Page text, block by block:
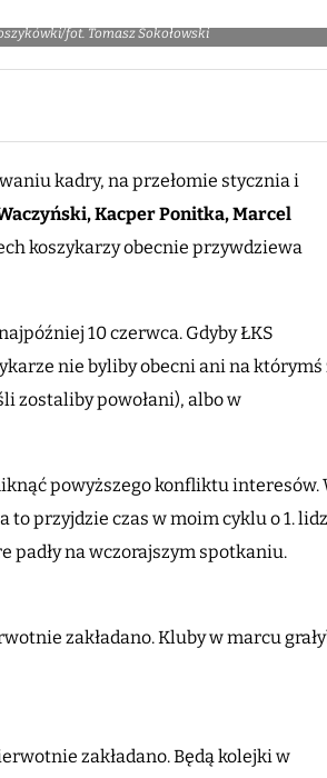
fot. Tomasz Sokołowski
kadry, na przełomie stycznia i
Kacper Ponitka,Marcel
koszykarzy obecnie przywdziewa
10 czerwca. Gdyby ŁKS
nie byliby obecni ani na którymś
zostaliby powołani), albo w
powyższego konfliktu interesów.
to przyjdzie czas w moim cyklu o 1.
padły na wczorajszym spotkaniu.
zakładano. Kluby w marcu
zakładano. Będą kolejki w